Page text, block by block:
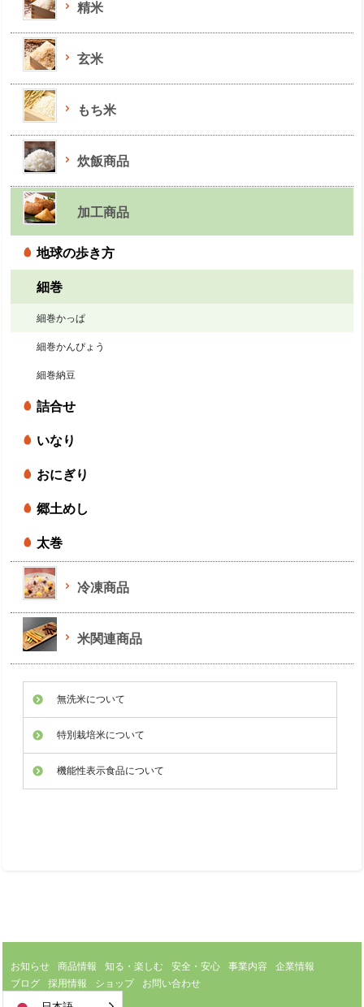
精米
玄米
もち米
炊飯商品
加工商品
地球の歩き方
細巻
細巻かっぱ
細巻かんぴょう
細巻納豆
詰合せ
いなり
おにぎり
郷土めし
太巻
冷凍商品
米関連商品
無洗米について
特別栽培米について
機能性表示食品について
お知らせ 商品情報 知る・楽しむ 安全・安心 事業内容
企業情報
ブログ
採用情報 ショップ お問い合わせ